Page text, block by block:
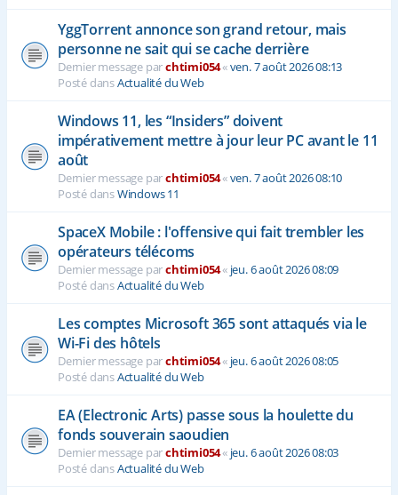
YggTorrent annonce son grand retour, mais
personne ne sait qui se cache derrière
Dernier message parchtimi054«ven. 7 août 2026 08:13
Posté dansActualité du Web
Windows 11, les “Insiders” doivent
impérativement mettre à jour leur PC avant le 11
août
Dernier message parchtimi054«ven. 7 août 2026 08:10
Posté dansWindows 11
SpaceX Mobile : l'offensive qui fait trembler les
opérateurs télécoms
Dernier message parchtimi054« jeu. 6 août 2026 08:09
Posté dansActualité du Web
Les comptes Microsoft 365 sont attaqués via le
Wi-Fi des hôtels
Dernier message parchtimi054« jeu. 6 août 2026 08:05
Posté dansActualité du Web
EA (Electronic Arts) passe sous la houlette du
fonds souverain saoudien
Dernier message parchtimi054« jeu. 6 août 2026 08:03
Posté dansActualité du Web